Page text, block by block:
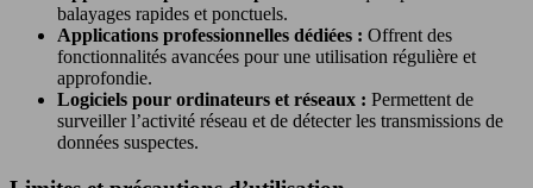
balayages rapides et ponctuels.
Applications professionnelles dédiées : Offrent des
fonctionnalités avancées pour une utilisation régulière et
approfondie.
Logiciels pour ordinateurs et réseaux : Permettent de
surveiller l’activité réseau et de détecter les transmissions de
données suspectes.